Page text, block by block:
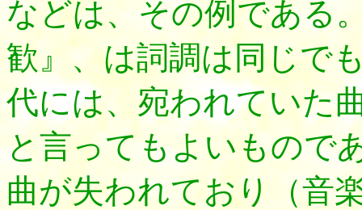
などは、その例である
歓』、は詞調は同じで
代には、宛われていた
と言ってもよいもので
曲が失われており（音